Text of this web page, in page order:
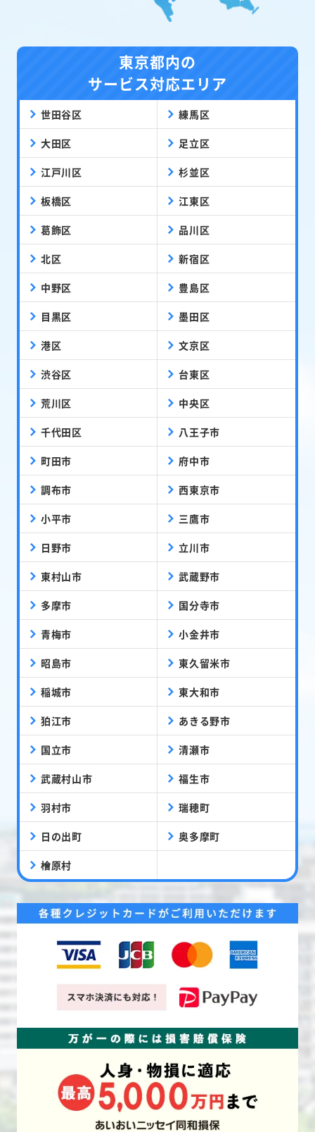
東京都内の
サービス対応エリア
世田谷区 練馬区
大田区 足立区
江戸川区 杉並区
板橋区 江東区
葛飾区 品川区
北区 新宿区
中野区 豊島区
目黒区 墨田区
港区 文京区
渋谷区 台東区
荒川区 中央区
千代田区 八王子市
町田市 府中市
調布市 西東京市
小平市 三鷹市
日野市 立川市
東村山市 武蔵野市
多摩市 国分寺市
青梅市 小金井市
昭島市 東久留米市
稲城市 東大和市
狛江市 あきる野市
国立市 清瀬市
武蔵村山市 福生市
羽村市 瑞穂町
日の出町 奥多摩町
檜原村